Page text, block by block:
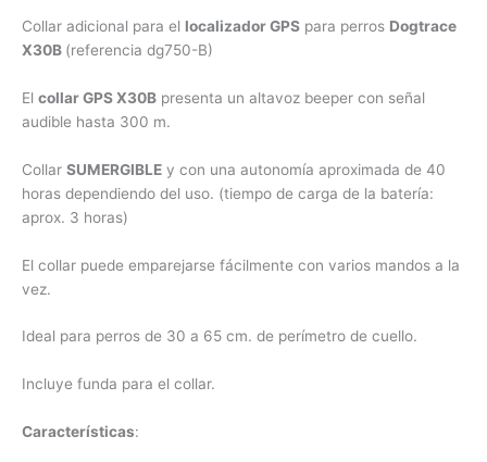
Collar adicional para el localizador GPS para perros Dogtrace
X30B (referencia dg750-B)
El collar GPS X30B presenta un altavoz beeper con señal
audible hasta 300 m.
Collar SUMERGIBLE y con una autonomía aproximada de 40
horas dependiendo del uso. (tiempo de carga de la batería:
aprox. 3 horas)
El collar puede emparejarse fácilmente con varios mandos a la
vez.
Ideal para perros de 30 a 65 cm. de perímetro de cuello.
Incluye funda para el collar.
Características: